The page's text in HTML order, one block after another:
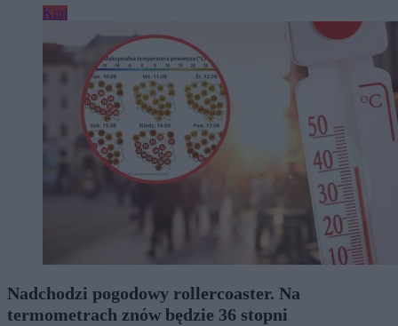
Kraj
Nadchodzi pogodowy rollercoaster. Na
termometrach znów będzie 36 stopni